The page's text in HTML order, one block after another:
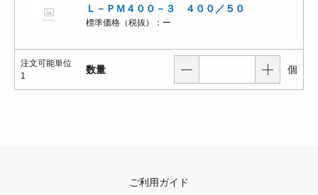
Ｌ－ＰＭ４００－３ ４００／５０
標準価格（税抜）： ー
注文可能単位
1
数量 個
ご利用ガイド